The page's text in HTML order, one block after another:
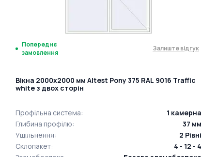
Попереднє
замовлення
Залиште відгук
Вікна 2000x2000 мм Altest Pony 375 RAL 9016 Traffic
white з двох сторін
Профільна система: 1 камерна
Глибина профілю: 37 мм
Ущільнення: 2 Рівні
Склопакет:
4 - 12 - 4